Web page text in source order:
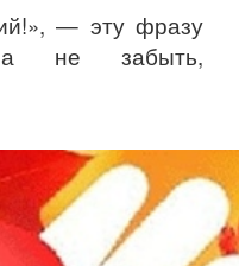
— эту фразу
не забыть,